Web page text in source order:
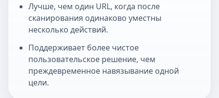
Лучше, чем один URL, когда после
сканирования одинаково уместны
несколько действий.
Поддерживает более чистое
пользовательское решение, чем
преждевременное навязывание одной
цели.